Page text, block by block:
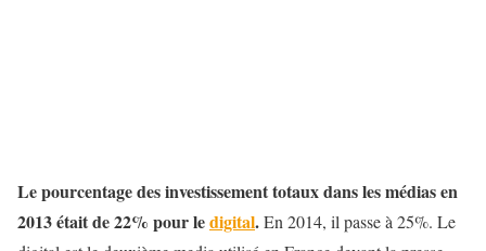
Le pourcentage des investissement totaux dans les médias en
2013 était de 22% pour ledigital.En 2014, il passe à 25%. Le